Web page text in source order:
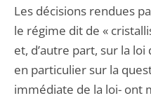
Les décisions rendues
le régime dit de «
et, d’autre part, sur la
en particulier sur la
immédiate de la loi- ont